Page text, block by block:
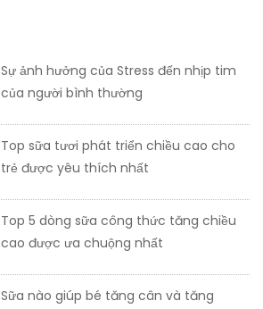
Sự ảnh hưởng của Stress đến nhịp tim
của người bình thường
Top sữa tươi phát triển chiều cao cho
trẻ được yêu thích nhất
Top 5 dòng sữa công thức tăng chiều
cao được ưa chuộng nhất
Sữa nào giúp bé tăng cân và tăng